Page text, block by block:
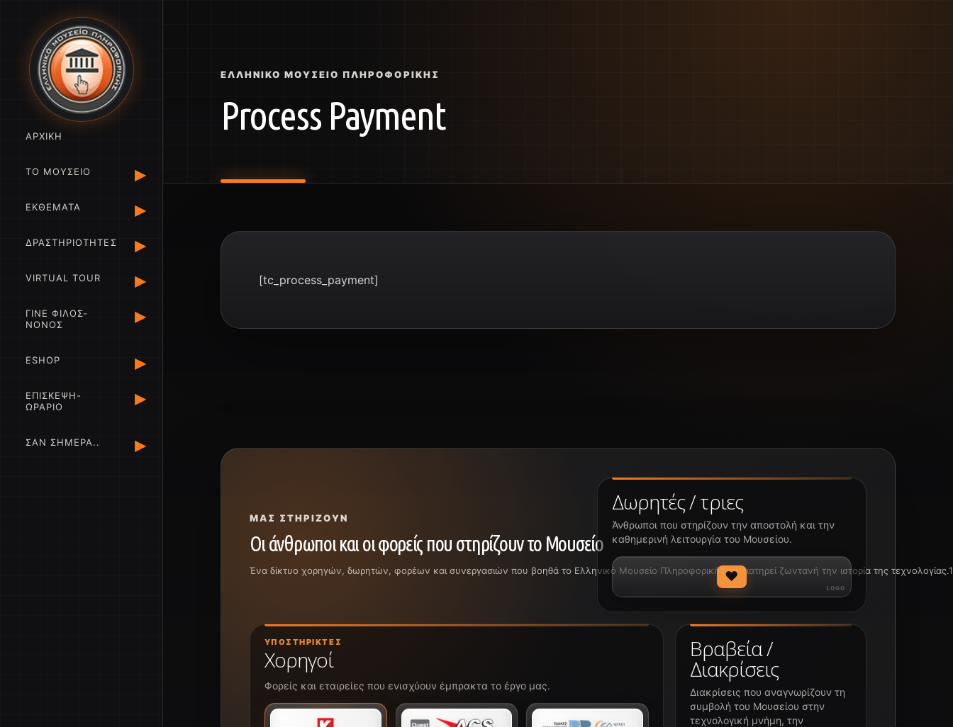
ΑΡΧΙΚΗ
ΤΟ ΜΟΥΣΕΙΟ ▸
ΕΚΘΕΜΑΤΑ ▸
ΔΡΑΣΤΗΡΙΟΤΗΤΕΣ ▸
VIRTUAL TOUR ▸
ΓΙΝΕ ΦΙΛΟΣ-
ΝΟΝΟΣ
▸
ESHOP ▸
ΕΠΙΣΚΕΨΗ-
ΩΡΑΡΙΟ
▸
ΣΑΝ ΣΗΜΕΡΑ.. ▸
ΕΛΛΗΝΙΚΌ ΜΟΥΣΕΊΟ ΠΛΗΡΟΦΟΡΙΚΉΣ
Process Payment
[tc_process_payment]
ΜΑΣ ΣΤΗΡΊΖΟΥΝ
Οι άνθρωποι και οι φορείς που στηρίζουν το Μουσείο
Ένα δίκτυο χορηγών, δωρητών, φορέων και συνεργασιών που βοηθά το Ελληνικό Μουσείο Πληροφορικής να διατηρεί ζωντανή την ιστορία της τεχνολογίας.1
Δωρητές / τριες
Άνθρωποι που στηρίζουν την αποστολή και την
καθημερινή λειτουργία του Μουσείου.
♥
ΥΠΟΣΤΗΡΙΚΤΈΣ
Χορηγοί
Φορείς και εταιρείες που ενισχύουν έμπρακτα το έργο μας.
Βραβεία /
Διακρίσεις
Διακρίσεις που αναγνωρίζουν τη
συμβολή του Μουσείου στην
τεχνολογική μνήμη, την